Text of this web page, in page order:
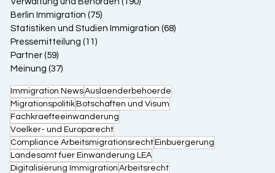
Berlin Immigration (75)
Statistiken und Studien Immigration (68)
Pressemitteilung (11)
Partner (59)
Meinung (37)
Immigration NewsAuslaenderbehoerde
MigrationspolitikBotschaften und Visum
Fachkraefteeinwanderung
Voelker- und Europarecht
Compliance ArbeitsmigrationsrechtEinbuergerung
Landesamt fuer Einwanderung LEA
Digitalisierung Immigration Arbeitsrecht